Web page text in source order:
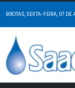
BROTAS, SEXTA-FEIRA, 07 DE